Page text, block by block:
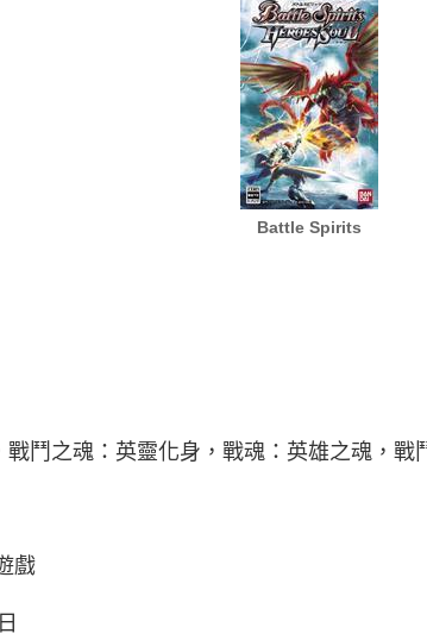
Battle Spirits
戰鬥之魂：英靈化身，戰魂：英雄之魂，戰
戲